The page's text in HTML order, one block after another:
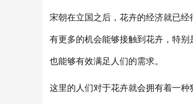
宋朝在立国之后，花卉的经济就已
有更多的机会能够接触到花卉，特
也能够有效满足人们的需求。
这里的人们对于花卉就会拥有着一